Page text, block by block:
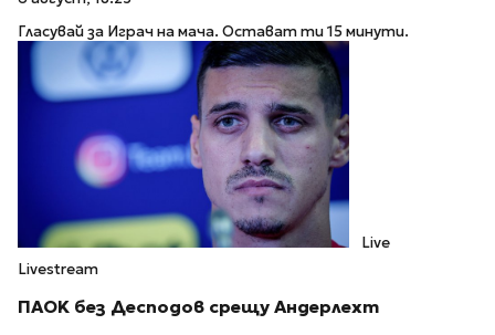
Гласувай за Играч на мача. Остават ти 15 минути.
Live
Livestream
ПАOK без Десподов срещу Андерлехт